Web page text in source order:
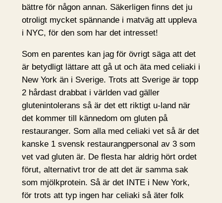
bättre för någon annan. Säkerligen finns det ju
otroligt mycket spännande i matväg att uppleva
i NYC, för den som har det intresset!
Som en parentes kan jag för övrigt säga att det
är betydligt lättare att gå ut och äta med celiaki i
New York än i Sverige. Trots att Sverige är topp
2 hårdast drabbat i världen vad gäller
glutenintolerans så är det ett riktigt u-land när
det kommer till kännedom om gluten på
restauranger. Som alla med celiaki vet så är det
kanske 1 svensk restaurangpersonal av 3 som
vet vad gluten är. De flesta har aldrig hört ordet
förut, alternativt tror de att det är samma sak
som mjölkprotein. Så är det INTE i New York,
för trots att typ ingen har celiaki så äter folk